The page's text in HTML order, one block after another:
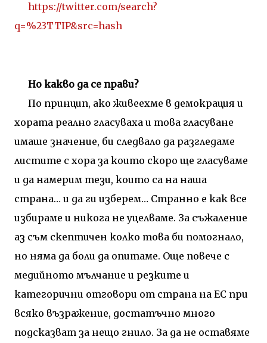
https://twitter.com/search?
q=%23TTIP&src=hash
Но какво да се прави?
По принцип, ако живеехме в демокрация и
хората реално гласуваха и това гласуване
имаше значение, би следвало да разгледаме
листите с хора за които скоро ще гласуваме
и да намерим тези, които са на наша
страна… и да ги изберем… Странно е как все
избираме и никога не уцелваме. За съжаление
аз съм скептичен колко това би помогнало,
но няма да боли да опитаме. Още повече с
медийното мълчание и резките и
категорични отговори от страна на ЕС при
всяко възражение, достатъчно много
подсказват за нещо гнило. За да не оставяме